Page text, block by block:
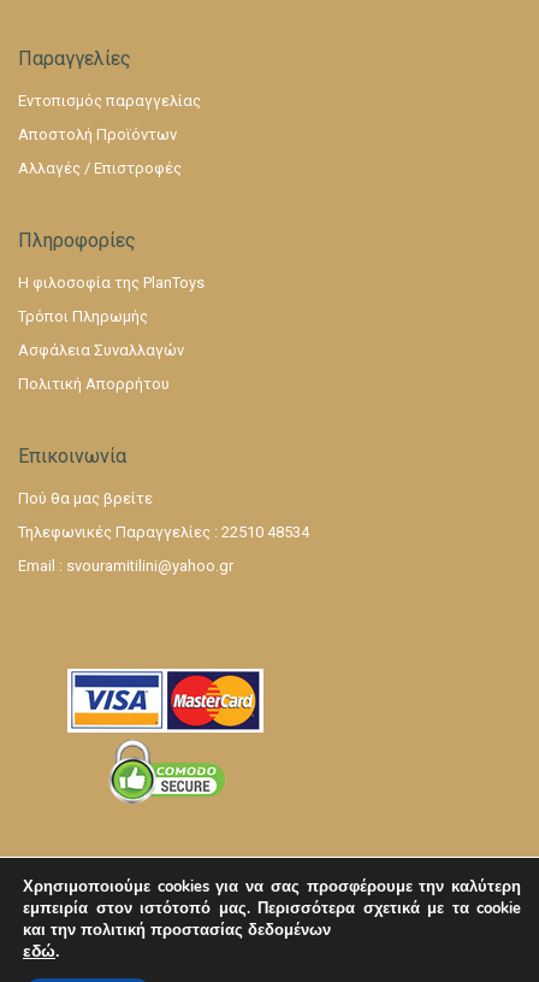
Παραγγελίες
Εντοπισμός παραγγελίας
Αποστολή Προϊόντων
Αλλαγές / Επιστροφές
Πληροφορίες
Η φιλοσοφία της PlanToys
Τρόποι Πληρωμής
Ασφάλεια Συναλλαγών
Πολιτική Απορρήτου
Επικοινωνία
Πού θα μας βρείτε
Τηλεφωνικές Παραγγελίες : 22510 48534
Email : svouramitilini@yahoo.gr
© 2026Σχεδίαση και Κατασκευή Eshop |Lemonart
Χρησιμοποιούμε cookies για να σας προσφέρουμε την καλύτερη
εμπειρία στον ιστότοπό μας. Περισσότερα σχετικά με τα cookie
και την πολιτική προστασίας δεδομένων
εδώ.